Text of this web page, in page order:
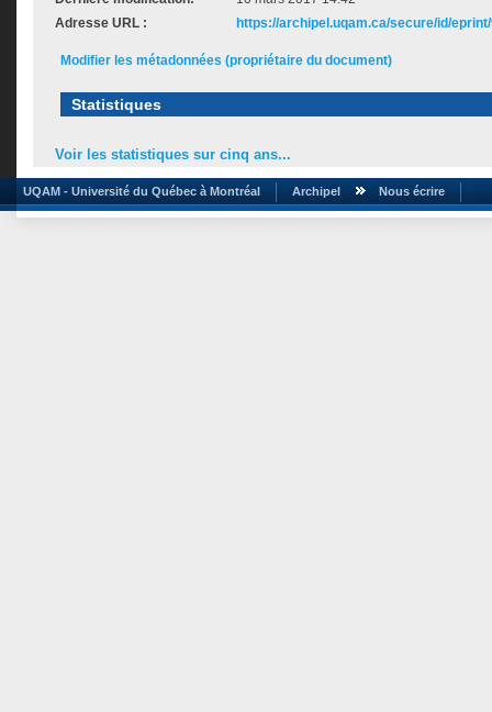
Adresse URL :
https://archipel.uqam.ca/secure/id/
Modifier les métadonnées (propriétaire du document)
Statistiques
Voir les statistiques sur cinq ans...
UQAM - Université du Québec à Montréal Archipel Nous écrire